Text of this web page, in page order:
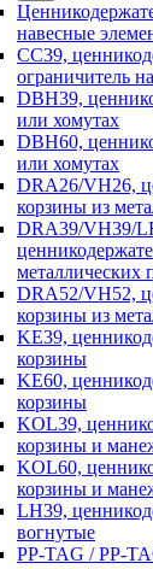
навесные
CC39,
ограничитель
DBH39,
или хомутах
DBH60,
или хомутах
DRA26/VH26,
корзины из
DRA39/VH39/
металлических
DRA52/VH52,
корзины из
KE39,
корзины
KE60,
корзины
KOL39,
корзины и
KOL60,
корзины и
LH39,
вогнутые
PP-TAG / PP-